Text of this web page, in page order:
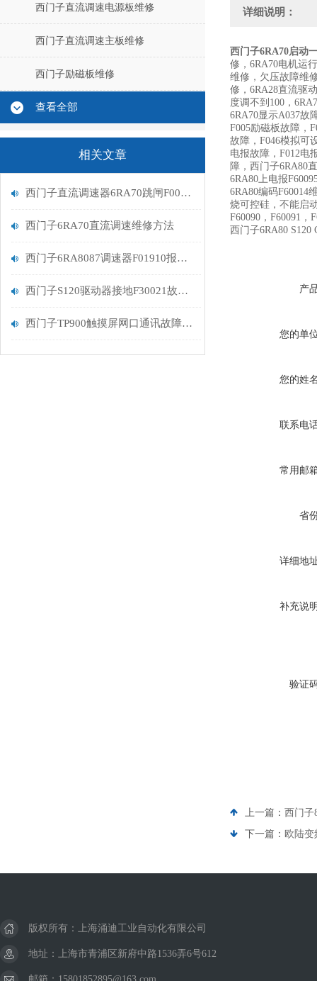
西门子直流调速电源板维修
西门子直流调速主板维修
西门子励磁板维修
查看全部
相关文章
西门子直流调速器6RA70跳闸F005励磁报警处理
西门子6RA70直流调速维修方法
西门子6RA8087调速器F01910报警解决维修
西门子S120驱动器接地F30021故障排查
西门子TP900触摸屏网口通讯故障解决维修
详细说明：
西门子6RA70启动
修，6RA70电机运
维修，欠压故障维
修，6RA28直流驱
度调不到100，
6RA70显示A037故
F005励磁板故障，
故障，F046模拟可
电报故障，F012电
障，西门子6RA80
6RA80上电报
6RA80编码F60014
烧可控硅，不能启
F60090，F60091，
西门子6RA80 S120
产
您的单
您的姓
联系电
常用邮
省
详细地
补充说
验证
上一篇： 西门子
下一篇： 欧陆变
版权所有：上海涌迪工业自动化有限公司
地址：上海市青浦区新府中路1536弄6号612